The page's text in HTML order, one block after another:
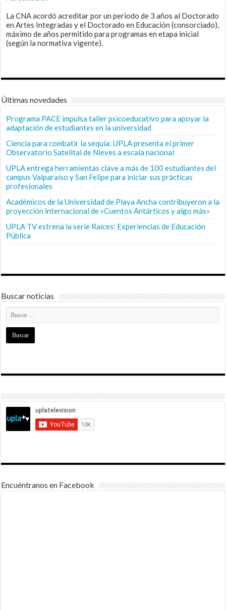
La CNA acordó acreditar por un periodo de 3 años al Doctorado
en Artes Integradas y el Doctorado en Educación (consorciado),
máximo de años permitido para programas en etapa inicial
(según la normativa vigente).
Últimas novedades
Programa PACE impulsa taller psicoeducativo para apoyar la
adaptación de estudiantes en la universidad
Ciencia para combatir la sequía: UPLA presenta el primer
Observatorio Satelital de Nieves a escala nacional
UPLA entrega herramientas clave a más de 100 estudiantes del
campus Valparaíso y San Felipe para iniciar sus prácticas
profesionales
Académicos de la Universidad de Playa Ancha contribuyeron a la
proyección internacional de «Cuentos Antárticos y algo más»
UPLA TV estrena la serie Raíces: Experiencias de Educación
Pública
Buscar noticias
Encuéntranos en Facebook